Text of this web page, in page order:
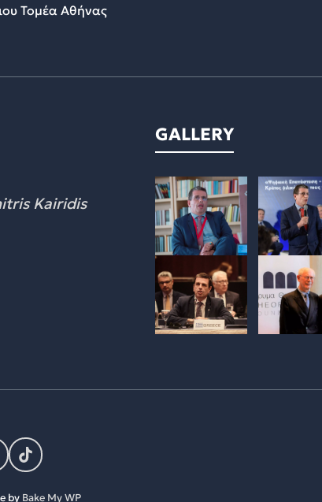
Τομέα Αθήνας
Kairidis
GALLERY
by Bake My WP